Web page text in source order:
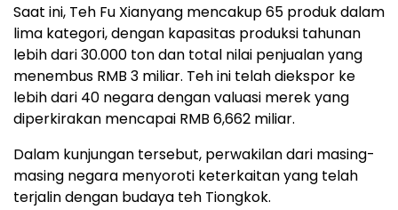
Saat ini, Teh Fu Xianyang mencakup 65 produk dalam
lima kategori, dengan kapasitas produksi tahunan
lebih dari 30.000 ton dan total nilai penjualan yang
menembus RMB 3 miliar. Teh ini telah diekspor ke
lebih dari 40 negara dengan valuasi merek yang
diperkirakan mencapai RMB 6,662 miliar.
Dalam kunjungan tersebut, perwakilan dari masing-
masing negara menyoroti keterkaitan yang telah
terjalin dengan budaya teh Tiongkok.